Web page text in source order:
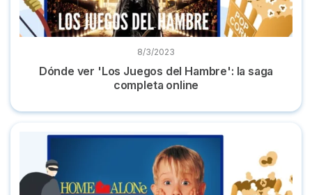
8/3/2023
Dónde ver 'Los Juegos del Hambre': la saga
completa online
Dónde ver 'Solo en casa' la película en plataformas online